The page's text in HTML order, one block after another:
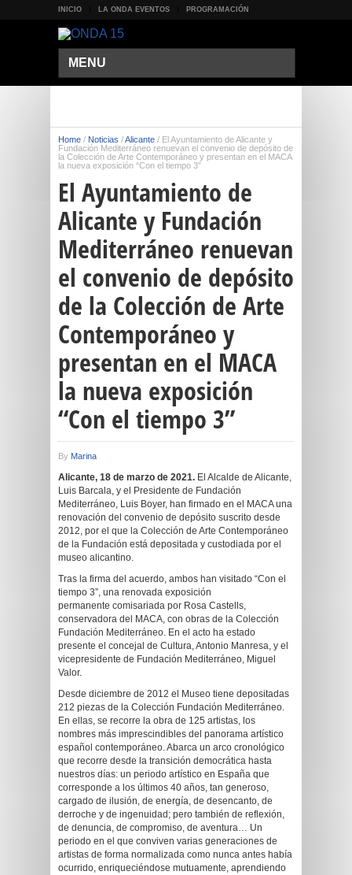
INICIO LA ONDA EVENTOS PROGRAMACIÓN
MENU
Home / Noticias /Alicante / El Ayuntamiento de Alicante y
Fundación Mediterráneo renuevan el convenio de depósito de
la Colección de Arte Contemporáneo y presentan en el MACA
la nueva exposición “Con el tiempo 3”
El Ayuntamiento de
Alicante y Fundación
Mediterráneo renuevan
el convenio de depósito
de la Colección de Arte
Contemporáneo y
presentan en el MACA
la nueva exposición
“Con el tiempo 3”
By Marina
Alicante, 18 de marzo de 2021. El Alcalde de Alicante,
Luis Barcala, y el Presidente de Fundación
Mediterráneo, Luis Boyer, han firmado en el MACA una
renovación del convenio de depósito suscrito desde
2012, por el que la Colección de Arte Contemporáneo
de la Fundación está depositada y custodiada por el
museo alicantino.
Tras la firma del acuerdo, ambos han visitado “Con el
tiempo 3”, una renovada exposición
permanente comisariada por Rosa Castells,
conservadora del MACA, con obras de la Colección
Fundación Mediterráneo. En el acto ha estado
presente el concejal de Cultura, Antonio Manresa, y el
vicepresidente de Fundación Mediterráneo, Miguel
Valor.
Desde diciembre de 2012 el Museo tiene depositadas
212 piezas de la Colección Fundación Mediterráneo.
En ellas, se recorre la obra de 125 artistas, los
nombres más imprescindibles del panorama artístico
español contemporáneo. Abarca un arco cronológico
que recorre desde la transición democrática hasta
nuestros días: un periodo artístico en España que
corresponde a los últimos 40 años, tan generoso,
cargado de ilusión, de energía, de desencanto, de
derroche y de ingenuidad; pero también de reflexión,
de denuncia, de compromiso, de aventura… Un
periodo en el que conviven varias generaciones de
artistas de forma normalizada como nunca antes había
ocurrido, enriqueciéndose mutuamente, aprendiendo